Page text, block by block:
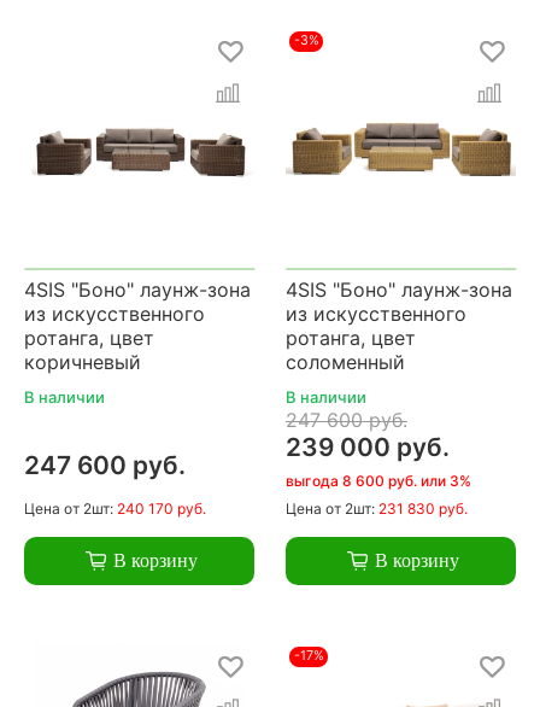
4SIS "Боно" лаунж-зона
из искусственного
ротанга, цвет
коричневый
В наличии
247 600 руб.
Цена от 2шт: 240 170 руб.
В корзину
-3%
4SIS "Боно" лаунж-зона
из искусственного
ротанга, цвет
соломенный
В наличии
247 600 руб.
239 000 руб.
выгода 8 600 руб. или 3%
Цена от 2шт: 231 830 руб.
В корзину
-17%